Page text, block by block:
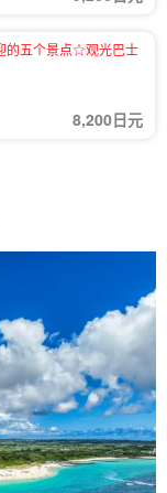
的五个景点☆观光巴士
8,200日元